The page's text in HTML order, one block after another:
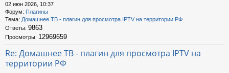
02 июн 2026, 10:37
Форум: Плагины
Тема: Домашнее ТВ - плагин для просмотра IPTV на территории РФ
Ответы: 9863
Просмотры: 12969659
Re: Домашнее ТВ - плагин для просмотра IPTV на
территории РФ